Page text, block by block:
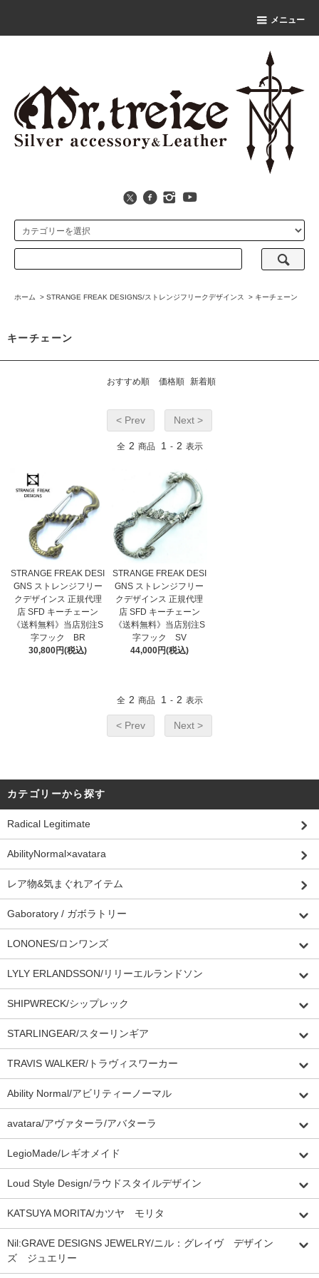
メニュー
ホーム > STRANGE FREAK DESIGNS/ストレンジフリークデザインス > キーチェーン
キーチェーン
おすすめ順 価格順 新着順
< Prev Next >
全 2 商品 1 - 2 表示
STRANGE FREAK DESI
GNS ストレンジフリー
クデザインス 正規代理
店 SFD キーチェーン
《送料無料》当店別注S
字フック BR
30,800円(税込)
STRANGE FREAK DESI
GNS ストレンジフリー
クデザインス 正規代理
店 SFD キーチェーン
《送料無料》当店別注S
字フック SV
44,000円(税込)
全 2 商品 1 - 2 表示
< Prev Next >
カテゴリーから探す
Radical Legitimate
AbilityNormal×avatara
レア物&気まぐれアイテム
Gaboratory / ガボラトリー
LONONES/ロンワンズ
LYLY ERLANDSSON/リリーエルランドソン
SHIPWRECK/シップレック
STARLINGEAR/スターリンギア
TRAVIS WALKER/トラヴィスワーカー
Ability Normal/アビリティーノーマル
avatara/アヴァターラ/アバターラ
LegioMade/レギオメイド
Loud Style Design/ラウドスタイルデザイン
KATSUYA MORITA/カツヤ モリタ
Nil:GRAVE DESIGNS JEWELRY/ニル：グレイヴ デザイン
ズ ジュエリー